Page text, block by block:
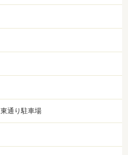
東通り駐車場